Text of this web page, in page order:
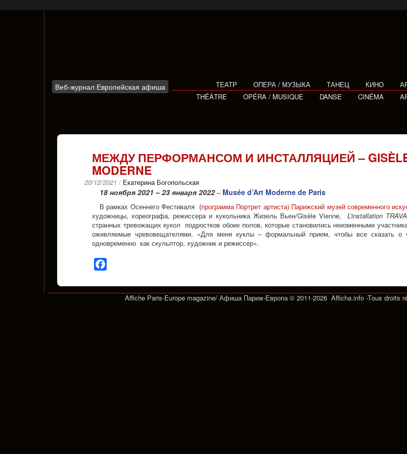
Веб-журнал Европейская афиша ТЕАТР ОПЕРА / МУЗЫКА ТАНЕЦ КИНО
THÉÂTRE
OPÉRA / MUSIQUE DANSE CINÉMA
МЕЖДУ ПЕРФОРМАНСОМ И ИНСТАЛЛЯЦИЕЙ – GISÈLE
MODERNE
20/12/2021 / Екатерина Богопольская
18 ноября 2021 – 23 января 2022– Musée d’Art Moderne de Paris
В рамках Осеннего Фестиваля (программа Портрет артиста) Парижский музей современного
художницы, хореографа, режиссера и кукольника Жизель Вьен/Gisèle Vienne,L’installation
странных тревожащих кукол подростков обоих полов, которые становились неизменными
оживляемые чревовещателями. «Для меня куклы – формальный прием, чтобы все сказать
одновременно как скульптор, художник и режиссер».
Affiche Paris-Europe magazine/ Афиша Париж-Европа © 2011-2026 Afficha.info -Tous droits